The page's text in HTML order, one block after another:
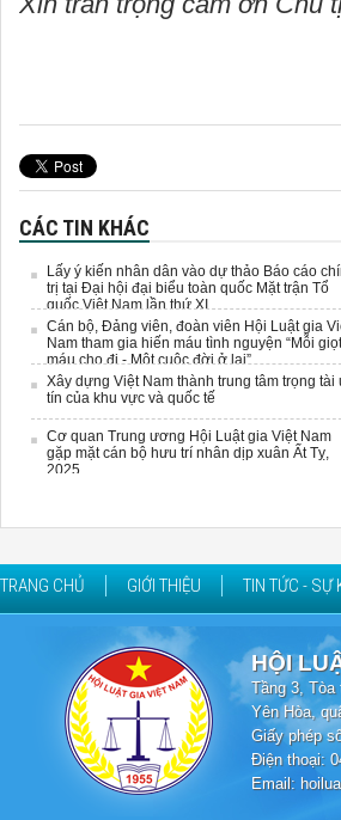
CÁC TIN KHÁC
Lấy ý kiến nhân dân vào dự thảo Báo cáo
trị tại Đại hội đại biểu toàn quốc Mặt trận Tổ
quốc Việt Nam lần thứ XI
Cán bộ, Đảng viên, đoàn viên Hội Luật gia
Nam tham gia hiến máu tình nguyện “Mỗi giọt
máu cho đi - Một cuộc đời ở lại”
Xây dựng Việt Nam thành trung tâm trọng tài
tín của khu vực và quốc tế
Cơ quan Trung ương Hội Luật gia Việt Nam
gặp mặt cán bộ hưu trí nhân dịp xuân Ất Tỵ,
2025
TRANG CHỦ GIỚI THIỆU TIN TỨC - SỰ
HỘI
Tầng 3,
Yên Hòa,
Giấy phép
Điện thoại:
Email: